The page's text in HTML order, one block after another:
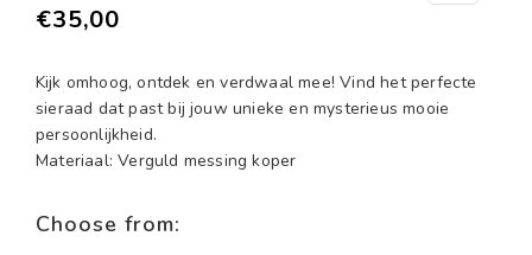
€35,00
Kijk omhoog, ontdek en verdwaal mee! Vind het perfecte
sieraad dat past bij jouw unieke en mysterieus mooie
persoonlijkheid.
Materiaal: Verguld messing koper
Choose from: